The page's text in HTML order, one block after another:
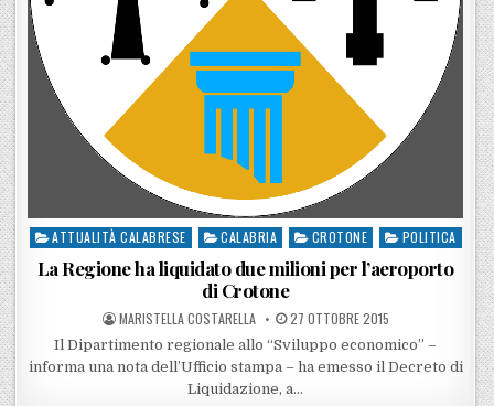
Posted in
ATTUALITÀ CALABRESE CALABRIA CROTONE POLITICA
La Regione ha liquidato due milioni per l’aeroporto
di Crotone
POSTED BY
MARISTELLA COSTARELLA POSTED ON
27 OTTOBRE 2015
Il Dipartimento regionale allo “Sviluppo economico” –
informa una nota dell’Ufficio stampa – ha emesso il Decreto di
Liquidazione, a…